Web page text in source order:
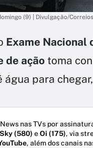
(9) | Divulgação/Correios
Exame Nacional
de ação toma
para
nas TVs por
Sky (580) eOi (175), via
, além dos canais